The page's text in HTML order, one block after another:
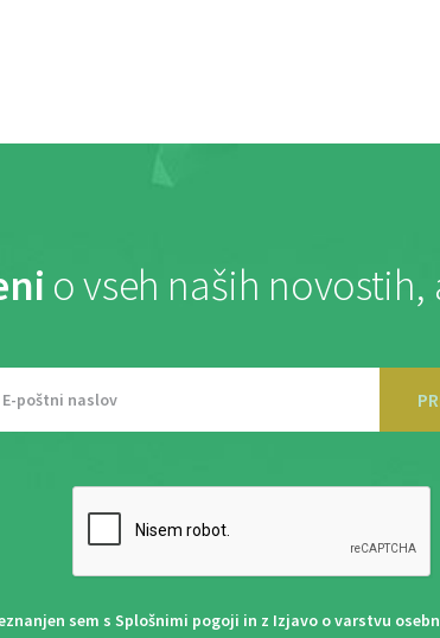
o vseh naših
sem s Splošnimi pogoji in z Izjavo o varstvu